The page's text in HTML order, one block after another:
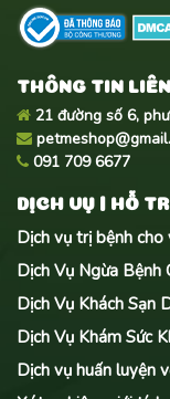
THÔNG TIN
21 đường số 6,
091 709 6677
DỊCH VỤ | HỖ
Dịch vụ trị bệnh
Dịch Vụ Ngừa Bệnh
Dịch Vụ Khách Sạn
Dịch Vụ Khám Sức
Dịch vụ huấn luyện